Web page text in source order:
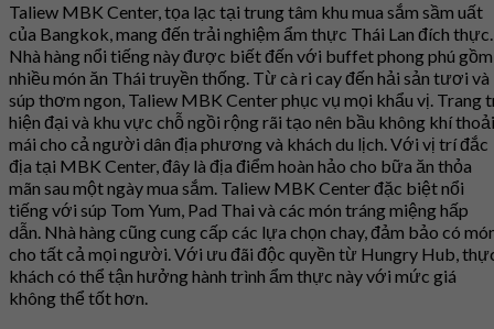
Taliew MBK Center, tọa lạc tại trung tâm khu mua sắm sầm uất
của Bangkok, mang đến trải nghiệm ẩm thực Thái Lan đích thực.
Nhà hàng nổi tiếng này được biết đến với buffet phong phú gồm
nhiều món ăn Thái truyền thống. Từ cà ri cay đến hải sản tươi và
súp thơm ngon, Taliew MBK Center phục vụ mọi khẩu vị. Trang
hiện đại và khu vực chỗ ngồi rộng rãi tạo nên bầu không khí thoải
mái cho cả người dân địa phương và khách du lịch. Với vị trí đắc
địa tại MBK Center, đây là địa điểm hoàn hảo cho bữa ăn thỏa
mãn sau một ngày mua sắm. Taliew MBK Center đặc biệt nổi
tiếng với súp Tom Yum, Pad Thai và các món tráng miệng hấp
dẫn. Nhà hàng cũng cung cấp các lựa chọn chay, đảm bảo có
cho tất cả mọi người. Với ưu đãi độc quyền từ Hungry Hub,
khách có thể tận hưởng hành trình ẩm thực này với mức giá
không thể tốt hơn.